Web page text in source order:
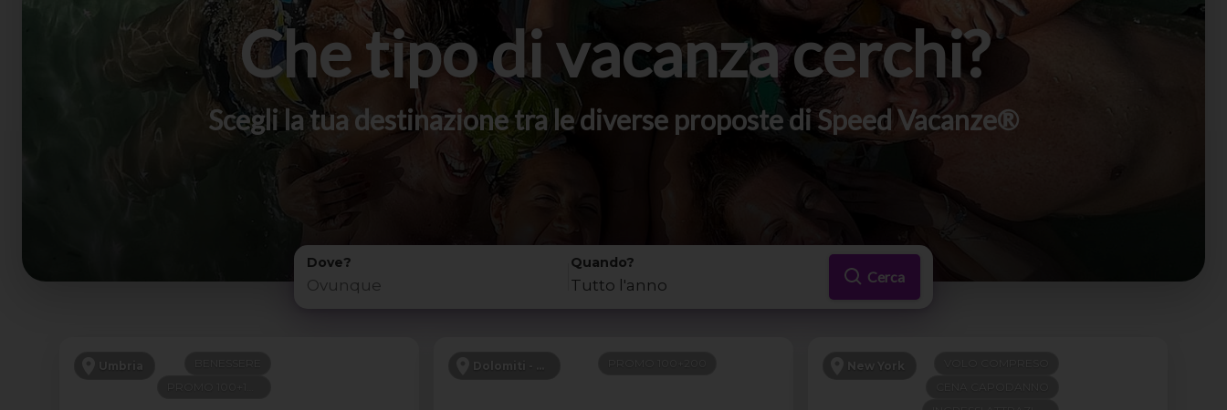
Che tipo di vacanza cerchi?
Scegli la tua destinazione tra le diverse proposte di Speed Vacanze®
Dove? Quando?
Tutto l'anno Cerca
Umbria Dolomiti - Canazei New York